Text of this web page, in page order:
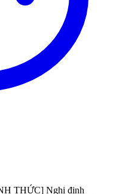
THỨC] Nghị định